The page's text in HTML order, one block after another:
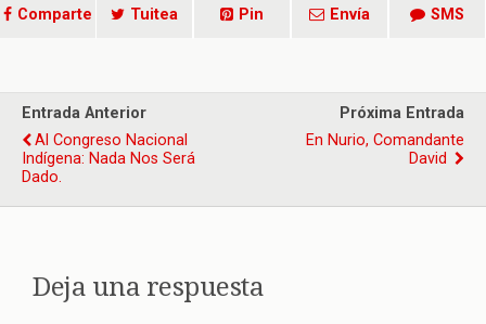
Comparte Tuitea Pin Envía SMS
Entrada Anterior
Al Congreso Nacional
Indígena: Nada Nos Será
Dado.
Próxima Entrada
En Nurio, Comandante
David
Deja una respuesta